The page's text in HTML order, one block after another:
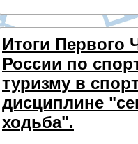
Итоги Первого
России по
туризму в
дисциплине
ходьба".